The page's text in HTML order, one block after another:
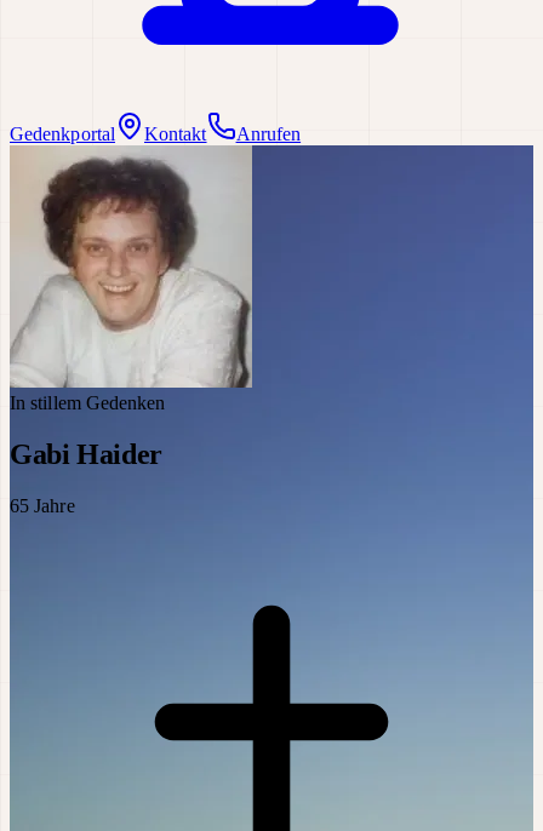
Gedenkportal Kontakt Anrufen
In stillem Gedenken
Gabi Haider
65 Jahre